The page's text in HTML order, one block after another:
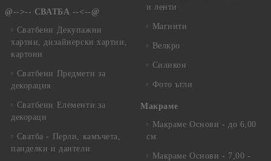
@-->-- СВАТБА --<--@
Сватбени Декупажни
хартии, дизайнерски хартии,
картони
Сватбени Предмети за
декорация
Сватбени Елементи за
декораци
Сватба - Перли, камъчета,
панделки и дантели
и ленти
Магнити
Велкро
Силикон
Фото ъгли
Макраме
Макраме Основи - до 6,00
см
Макраме Основи - 7,00 -